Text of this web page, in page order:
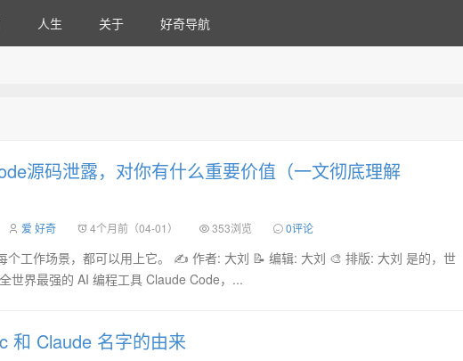
人生 关于 好奇导航
源码泄露，对你有什么重要价值（一文彻底理解
爱 好奇 4个月前（04-01） 353浏览 0评论
个工作场景，都可以用上它。 ✍️ 作者: 大刘 📝 编辑: 大刘 🎨 排版: 大刘 是的，世
世界最强的 AI 编程工具 Claude Code，...
和 Claude 名字的由来